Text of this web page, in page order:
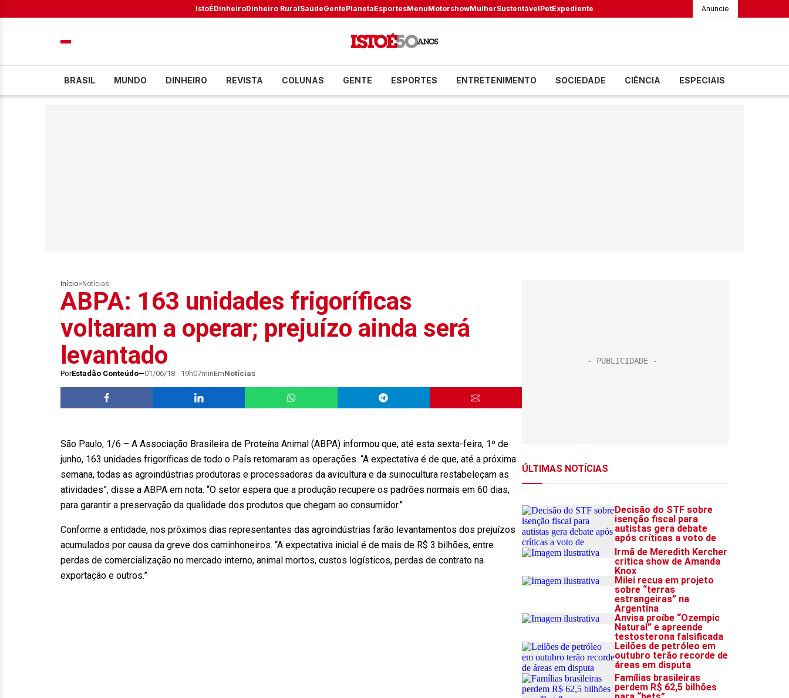
IstoÉDinheiroDinheiro RuralSaúdeGentePlanetaEsportesMenuMotorshowMulherSustentávelPetExpediente Anuncie
BRASIL MUNDO DINHEIRO REVISTA COLUNAS GENTE ESPORTES ENTRETENIMENTO SOCIEDADE CIÊNCIA ESPECIAIS
Início> Notícias
ABPA: 163 unidades frigoríficas
voltaram a operar; prejuízo ainda será
levantado
PorEstadão Conteúdo 01/06/18 - 19h07minEmNotícias
São Paulo, 1/6 – A Associação Brasileira de Proteína Animal (ABPA) informou que, até esta sexta-feira, 1º de
junho, 163 unidades frigoríficas de todo o País retomaram as operações. “A expectativa é de que, até a próxima
semana, todas as agroindústrias produtoras e processadoras da avicultura e da suinocultura restabeleçam as
atividades”, disse a ABPA em nota. “O setor espera que a produção recupere os padrões normais em 60 dias,
para garantir a preservação da qualidade dos produtos que chegam ao consumidor.”
Conforme a entidade, nos próximos dias representantes das agroindústrias farão levantamentos dos prejuízos
acumulados por causa da greve dos caminhoneiros. “A expectativa inicial é de mais de R$ 3 bilhões, entre
perdas de comercialização no mercado interno, animal mortos, custos logísticos, perdas de contrato na
exportação e outros.”